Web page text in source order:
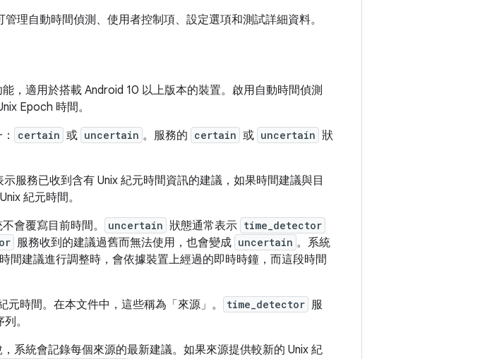
理自動時間偵測、使用者控制項、設定選項和測試詳細資料。
，適用於搭載 Android 10 以上版本的裝置。啟用自動時間偵測
Epoch 時間。
certain 或 uncertain 。服務的 certain 或 uncertain 狀
示服務已收到含有 Unix 紀元時間資訊的建議，如果時間建議與目
紀元時間。
不會覆寫目前時間。 uncertain 狀態通常表示 time_detector
服務收到的建議過舊而無法使用，也會變成 uncertain 。系統
間建議進行調整時，會依據裝置上經過的即時時鐘，而這段時間
時間。在本文件中，這些稱為「來源」 。 time_detector 服
。
系統會記錄每個來源的最新建議。如果來源提供較新的 Unix 紀